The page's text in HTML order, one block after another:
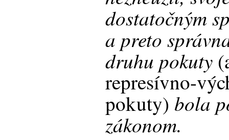
dostatočným
a preto
druhu pokuty
represívno-
pokuty) bola
zákonom.